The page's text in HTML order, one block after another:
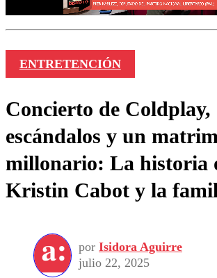
ENTRETENCIÓN
Concierto de Coldplay,
escándalos y un
millonario: La historia
Kristin Cabot y la
por Isidora Aguirre
julio 22, 2025